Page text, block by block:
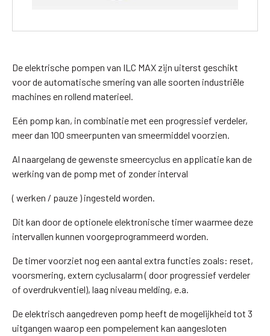
De elektrische pompen van ILC MAX zijn uiterst geschikt
voor de automatische smering van alle soorten industriële
machines en rollend materieel.
Eén pomp kan, in combinatie met een progressief verdeler,
meer dan 100 smeerpunten van smeermiddel voorzien.
Al naargelang de gewenste smeercyclus en applicatie kan de
werking van de pomp met of zonder interval
( werken / pauze ) ingesteld worden.
Dit kan door de optionele elektronische timer waarmee deze
intervallen kunnen voorgeprogrammeerd worden.
De timer voorziet nog een aantal extra functies zoals: reset,
voorsmering, extern cyclusalarm ( door progressief verdeler
of overdrukventiel), laag niveau melding, e.a.
De elektrisch aangedreven pomp heeft de mogelijkheid tot 3
uitgangen waarop een pompelement kan aangesloten